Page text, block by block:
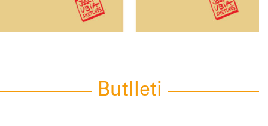
Butlleti